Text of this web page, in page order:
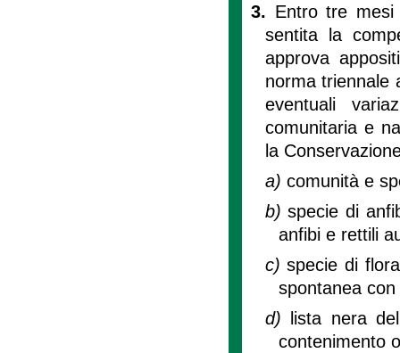
3. Entro tre
sentita la
approva
norma triennale
eventuali
comunitaria e
la
a) comunità e
b)specie di
anfibi e rettili
c)specie di
spontanea
d)
lista nera
contenimento